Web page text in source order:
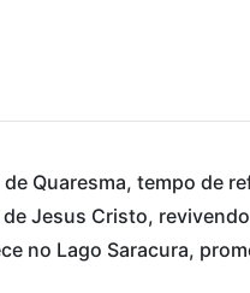
Quaresma, tempo de
Jesus Cristo,
no Lago Saracura,